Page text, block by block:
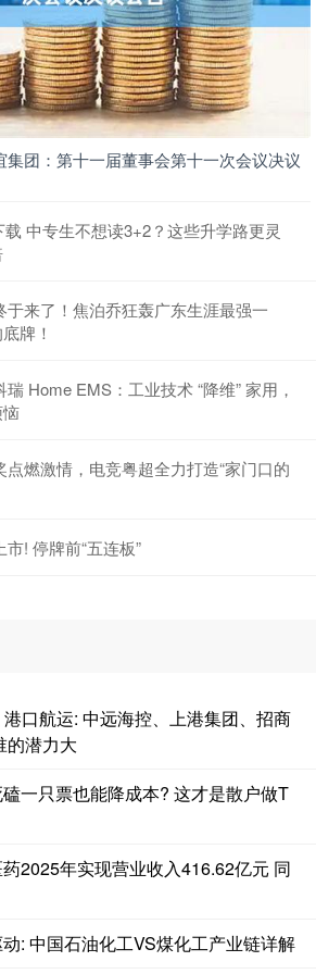
集团：第十一届董事会第十一次会议决议
中专生不想读3+2？这些升学路更灵
于来了！焦泊乔狂轰广东生涯最强一
牌！
Home EMS：工业技术 “降维” 家用，
燃激情，电竞粤超全力打造“家门口的
! 停牌前“五连板”
口航运: 中远海控、上港集团、招商
的潜力大
一只票也能降成本? 这才是散户做T
2025年实现营业收入416.62亿元 同
: 中国石油化工VS煤化工产业链详解